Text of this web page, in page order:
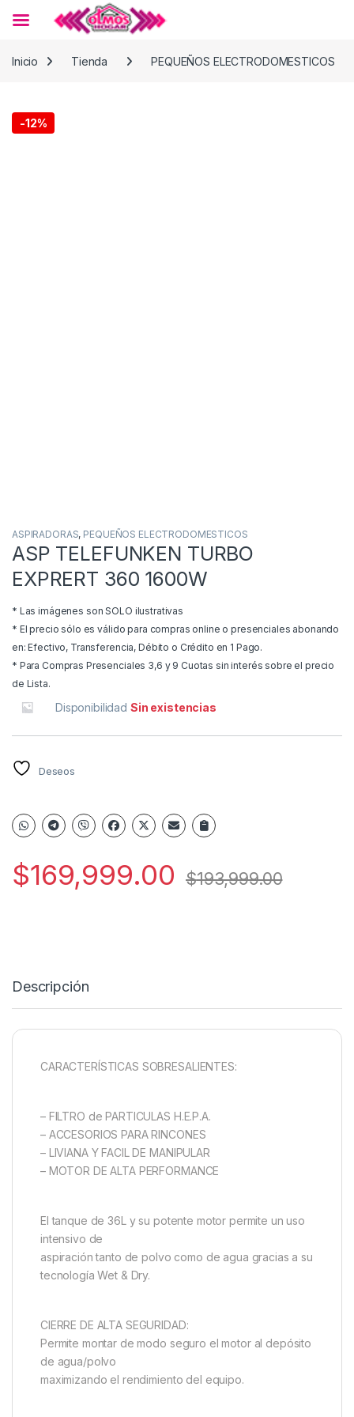
Inicio
Tienda PEQUEÑOS ELECTRODOMESTICOS
-12%
ASPIRADORAS, PEQUEÑOS ELECTRODOMESTICOS
ASP TELEFUNKEN TURBO
EXPRERT 360 1600W
* Las imágenes son SOLO ilustrativas
* El precio sólo es válido para compras online o presenciales abonando
en: Efectivo, Transferencia, Débito o Crédito en 1 Pago.
* Para Compras Presenciales 3,6 y 9 Cuotas sin interés sobre el precio
de Lista.
Disponibilidad Sin existencias
Deseos
$169,999.00 $193,999.00
Descripción
CARACTERÍSTICAS SOBRESALIENTES:
– FILTRO de PARTICULAS H.E.P.A.
– ACCESORIOS PARA RINCONES
– LIVIANA Y FACIL DE MANIPULAR
– MOTOR DE ALTA PERFORMANCE
El tanque de 36L y su potente motor permite un uso
intensivo de
aspiración tanto de polvo como de agua gracias a su
tecnología Wet & Dry.
CIERRE DE ALTA SEGURIDAD:
Permite montar de modo seguro el motor al depósito
de agua/polvo
maximizando el rendimiento del equipo.